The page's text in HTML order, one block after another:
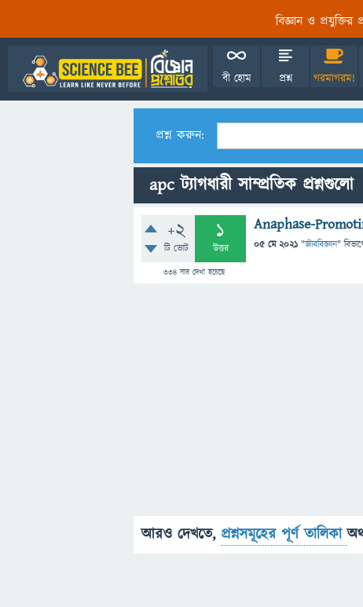
বিজ্ঞান ও প্রযুক্তির
বী হোম প্রশ্ন গরমাগরম!
প্রশ্ন করুন:
apc ট্যাগধারী সাম্প্রতিক প্রশ্নগুলো
+2
টি ভোট
1
উত্তর
334বার দেখা হয়েছে
Anaphase-
05 মে 2021 "জীববিজ্ঞান"
আরও দেখতে, প্রশ্নসমূহের পূর্ণ তালিকা